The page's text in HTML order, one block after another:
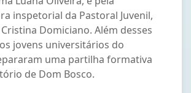
inspetorial da Pastoral Juvenil,
Domiciano. Além desses
jovens universitários do
uma partilha formativa
de Dom Bosco.